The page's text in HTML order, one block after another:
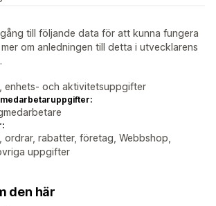
till följande data för att kunna fungera
om anledningen till detta i utvecklarens
.
enhets- och aktivitetsuppgifter
ordrar, rabatter, företag, Webbshop,
uppgifter
den här